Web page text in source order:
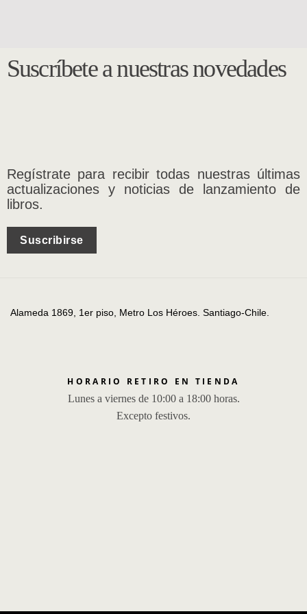
Suscríbete a nuestras novedades
Regístrate para recibir todas nuestras últimas
actualizaciones y noticias de lanzamiento de
libros.
Suscribirse
Alameda 1869, 1er piso, Metro Los Héroes. Santiago-Chile.
HORARIO RETIRO EN TIENDA
Lunes a viernes de 10:00 a 18:00 horas.
Excepto festivos.